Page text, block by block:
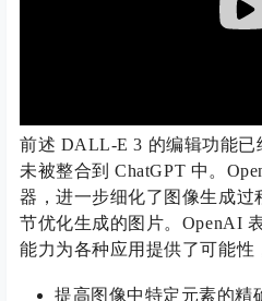
前述 DALL-E 3 的编辑功能已
未被整合到 ChatGPT 中。
器，进一步细化了图像生成过
节优化生成的图片。OpenAI
能力为各种应用提供了可能性
提高图像中特定元素的精